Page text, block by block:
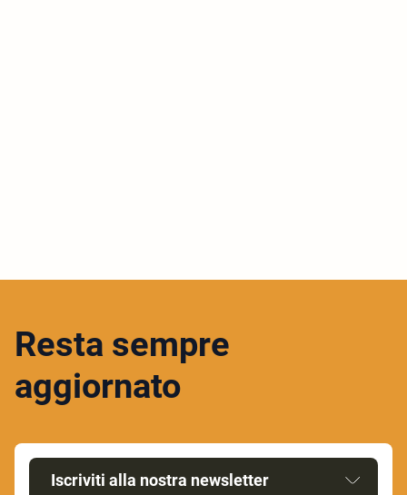
Resta sempre
aggiornato
Iscriviti alla nostra newsletter